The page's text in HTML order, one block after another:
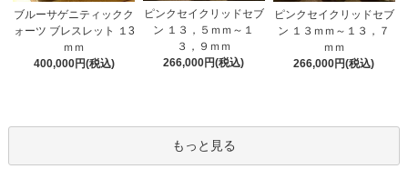
ブルーサゲニティックク
ォーツ ブレスレット １3
ｍｍ
400,000円(税込)
ピンクセイクリッドセブ
ン １３，５ｍｍ～１
３，９ｍｍ
266,000円(税込)
ピンクセイクリッドセブ
ン １３ｍｍ～１３，７
ｍｍ
266,000円(税込)
もっと見る